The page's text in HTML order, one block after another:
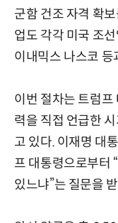
군함 건조 자격 확
업도 각각 미국 조
이내믹스 나스코
이번 절차는 트럼
력을 직접 언급한
고 있다. 이재명 대
프 대통령으로부터
있느냐”는 질문을